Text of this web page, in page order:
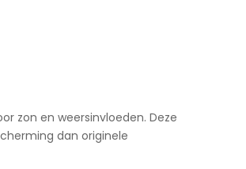
zon en weersinvloeden. Deze
dan originele